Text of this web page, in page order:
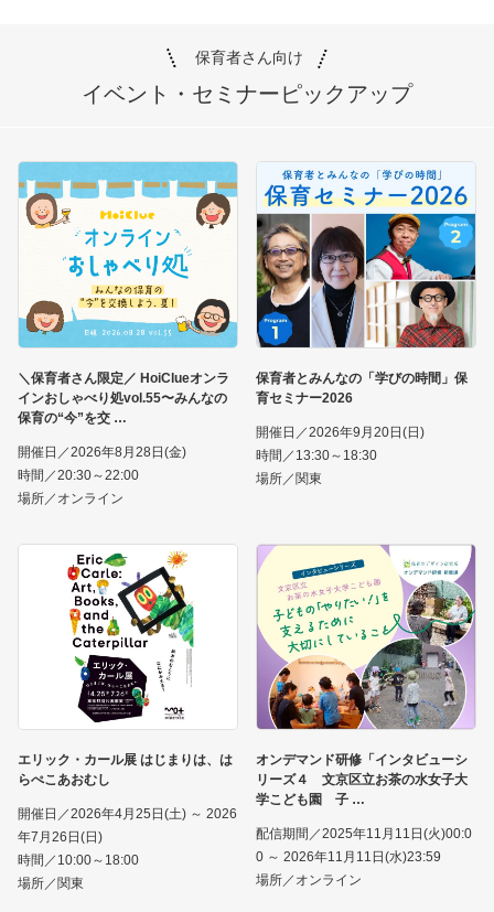
保育者さん向け
イベント・セミナーピックアップ
＼保育者さん限定／ HoiClueオンラ
インおしゃべり処vol.55〜みんなの
保育の“今”を交
開催日／2026年8月28日(金)
時間／20:30～22:00
場所／オンライン
保育者とみんなの「学びの時間」保
育セミナー2026
開催日／2026年9月20日(日)
時間／13:30～18:30
場所／関東
エリック・カール展 はじまりは、は
らぺこあおむし
開催日／2026年4月25日(土) ～ 2026
年7月26日(日)
時間／10:00～18:00
場所／関東
オンデマンド研修「インタビューシ
リーズ４ 文京区立お茶の水女子大
学こども園 子
配信期間／2025年11月11日(火)00:0
0 ～ 2026年11月11日(水)23:59
場所／オンライン